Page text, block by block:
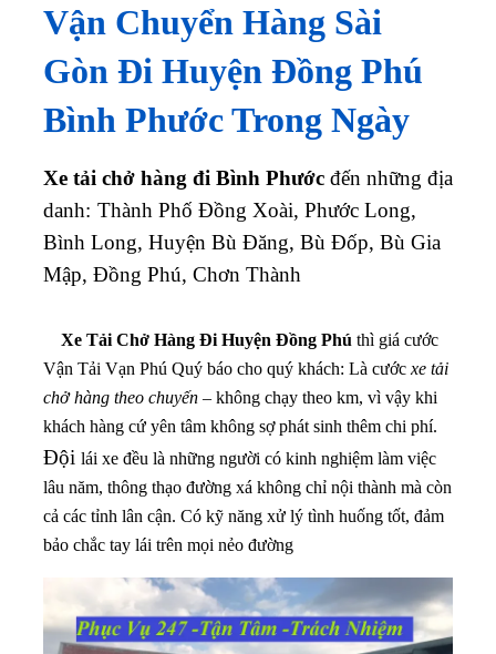
Vận Chuyển Hàng Sài
Gòn Đi Huyện Đồng Phú
Bình Phước Trong Ngày
Xe tải chở hàng đi Bình Phước đến những địa
danh: Thành Phố Đồng Xoài, Phước Long,
Bình Long, Huyện Bù Đăng, Bù Đốp, Bù Gia
Mập, Đồng Phú, Chơn Thành
Xe Tải Chở Hàng Đi Huyện Đồng Phú thì giá cước
Vận Tải Vạn Phú Quý báo cho quý khách: Là cước xe tải
chở hàng theo chuyến – không chạy theo km, vì vậy khi
khách hàng cứ yên tâm không sợ phát sinh thêm chi phí.
Đội lái xe đều là những người có kinh nghiệm làm việc
lâu năm, thông thạo đường xá không chỉ nội thành mà còn
cả các tỉnh lân cận. Có kỹ năng xử lý tình huống tốt, đảm
bảo chắc tay lái trên mọi nẻo đường